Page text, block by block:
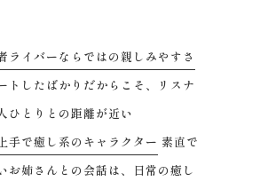
ライバーならではの親しみやすさ
トしたばかりだからこそ、リスナ
ひとりとの距離が近い
手で癒し系のキャラクター 素直で
お姉さんとの会話は、日常の癒し